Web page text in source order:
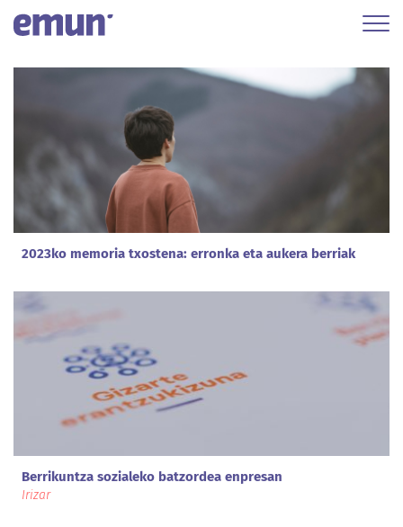
2023ko memoria txostena: erronka eta aukera berriak
Berrikuntza sozialeko batzordea enpresan
Irizar